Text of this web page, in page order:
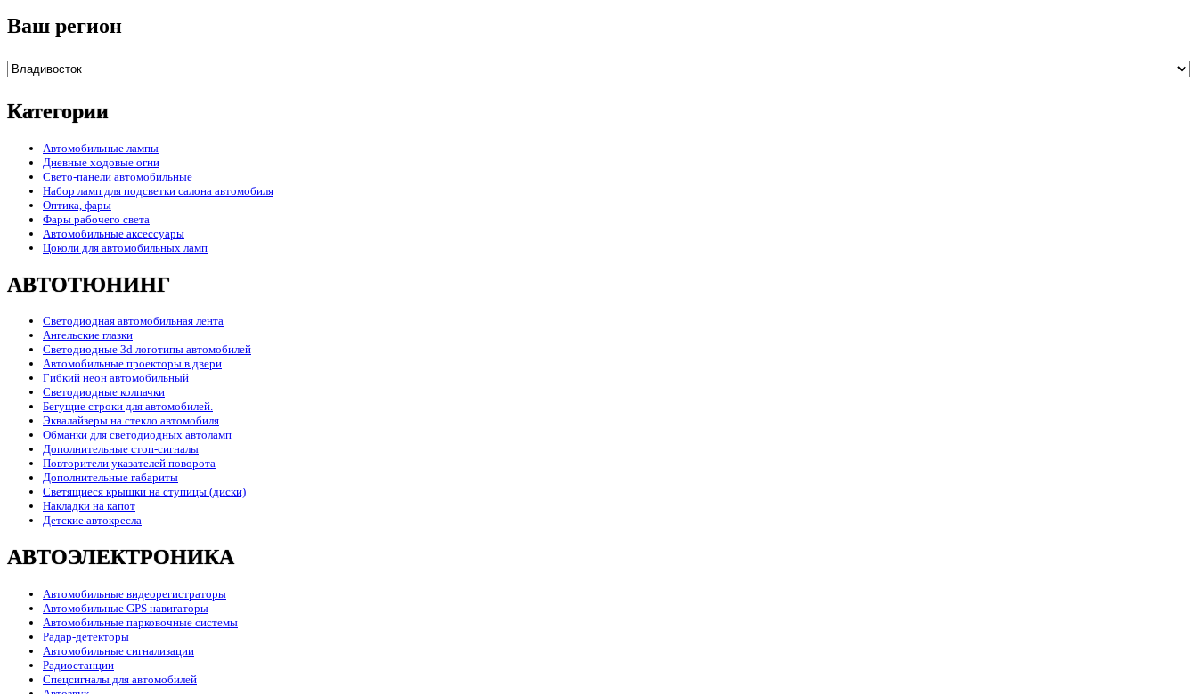
Ваш регион
Категории
Автомобильные лампы
Дневные ходовые огни
Свето-панели автомобильные
Набор ламп для подсветки салона автомобиля
Оптика, фары
Фары рабочего света
Автомобильные аксессуары
Цоколи для автомобильных ламп
АВТОТЮНИНГ
Светодиодная автомобильная лента
Ангельские глазки
Светодиодные 3d логотипы автомобилей
Автомобильные проекторы в двери
Гибкий неон автомобильный
Светодиодные колпачки
Бегущие строки для автомобилей.
Эквалайзеры на стекло автомобиля
Обманки для светодиодных автоламп
Дополнительные стоп-сигналы
Повторители указателей поворота
Дополнительные габариты
Светящиеся крышки на ступицы (диски)
Накладки на капот
Детские автокресла
АВТОЭЛЕКТРОНИКА
Автомобильные видеорегистраторы
Автомобильные GPS навигаторы
Автомобильные парковочные системы
Радар-детекторы
Автомобильные сигнализации
Радиостанции
Спецсигналы для автомобилей